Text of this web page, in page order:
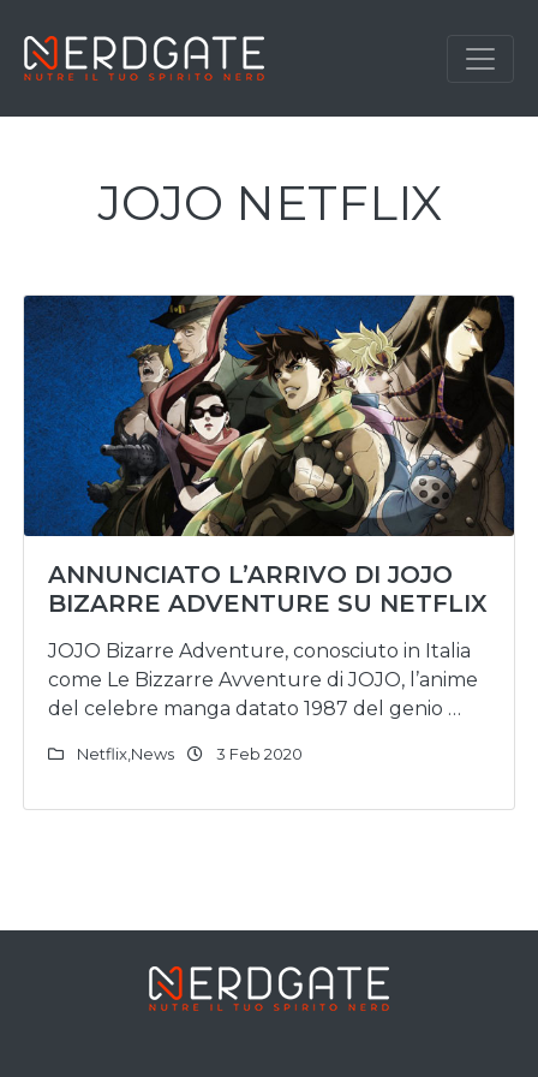
JOJO NETFLIX
ANNUNCIATO L’ARRIVO DI JOJO
BIZARRE ADVENTURE SU NETFLIX
JOJO Bizarre Adventure, conosciuto in Italia
come Le Bizzarre Avventure di JOJO, l’anime
del celebre manga datato 1987 del genio …
Netflix News 3 Feb 2020